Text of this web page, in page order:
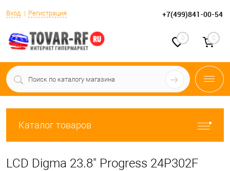
Вход Регистрация +7(499)841-00-54
0 0
Каталог товаров
LCD Digma 23.8" Progress 24P302F